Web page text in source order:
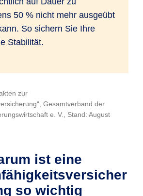
50 % nicht mehr ausgeübt
So sichern Sie Ihre
Stabilität.
zur
Gesamtverband der
e. V., Stand: August
ist eine
so wichtig